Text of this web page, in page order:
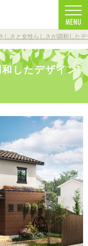
しさと女性らしさが調和した
したデザイン
江市）の工務店なら安心・信頼の
家づくり